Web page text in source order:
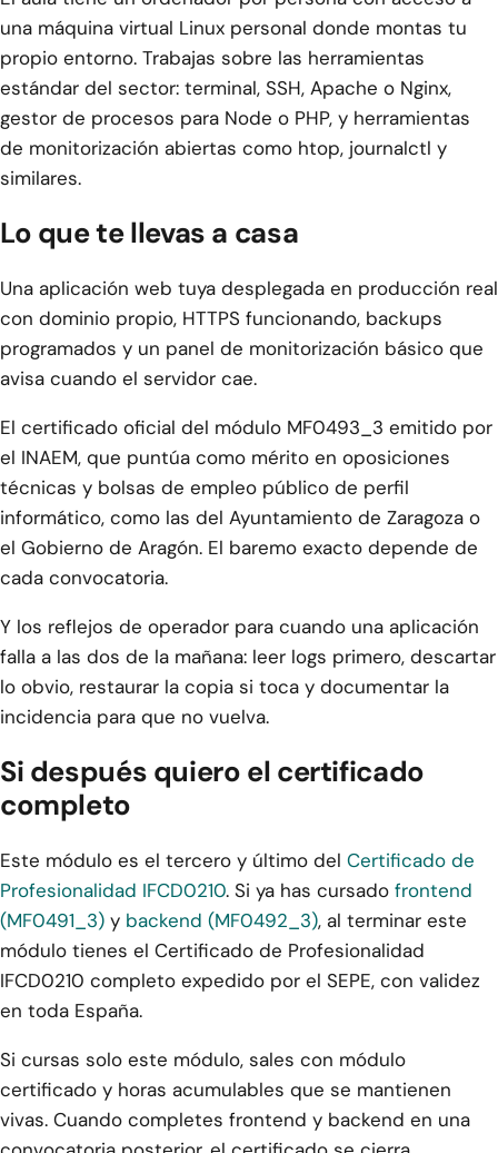
una máquina virtual Linux personal donde montas tu
propio entorno. Trabajas sobre las herramientas
estándar del sector: terminal, SSH, Apache o Nginx,
gestor de procesos para Node o PHP, y herramientas
de monitorización abiertas como htop, journalctl y
similares.
Lo que te llevas a casa
Una aplicación web tuya desplegada en producción real
con dominio propio, HTTPS funcionando, backups
programados y un panel de monitorización básico que
avisa cuando el servidor cae.
El certificado oficial del módulo MF0493_3 emitido por
el INAEM, que puntúa como mérito en oposiciones
técnicas y bolsas de empleo público de perfil
informático, como las del Ayuntamiento de Zaragoza o
el Gobierno de Aragón. El baremo exacto depende de
cada convocatoria.
Y los reflejos de operador para cuando una aplicación
falla a las dos de la mañana: leer logs primero, descartar
lo obvio, restaurar la copia si toca y documentar la
incidencia para que no vuelva.
Si después quiero el certificado
completo
Este módulo es el tercero y último del Certificado de
Profesionalidad IFCD0210. Si ya has cursado frontend
(MF0491_3) y backend (MF0492_3), al terminar este
módulo tienes el Certificado de Profesionalidad
IFCD0210 completo expedido por el SEPE, con validez
en toda España.
Si cursas solo este módulo, sales con módulo
certificado y horas acumulables que se mantienen
vivas. Cuando completes frontend y backend en una